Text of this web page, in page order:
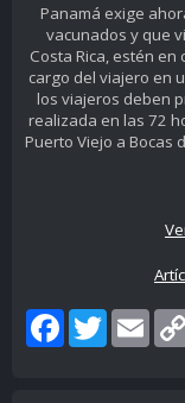
Panamá exige
vacunados y que
Costa Rica, estén
cargo del viajero en
los viajeros deben
realizada en las 72
Puerto Viejo a Bocas
FacebookTwitterEmail